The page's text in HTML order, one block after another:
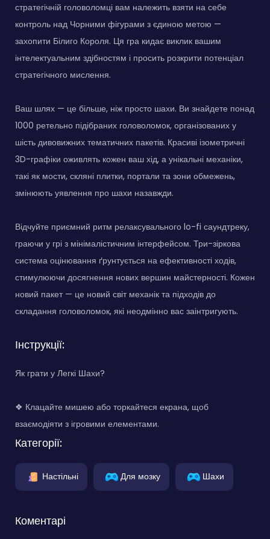
стратегічній головоломці вам належить взяти на себе
контроль над Чорними фігурами з єдиною метою —
захопити Білиго Короля. Ця гра кидає виклик вашим
інтелектуальним здібностям і просить розкрити потенціал
стратегічного мислення.
Ваш шлях — це більше, ніж просто шахи. Ви знайдете понад
1000 ретельно підібраних головоломок, організованих у
шість дивовижних тематичних пакетів. Красиві ізометричні
3D-графіки оживлять кожен ваш хід, а унікальні механіки,
такі як мости, скляні плитки, портали та зони обмежень,
змінюють уявлення про шахи назавжди.
Відчуйте приємний ритм релаксувального lo-fi саундтреку,
граючи у грі з мінімалістичним інтерфейсом. Три-зіркова
система оцінювання ґрунтується на ефективності ходів,
стимулюючи досягнення нових вершин майстерності. Кожен
новий пакет — це новий світ механік та підходів до
складання головоломок, які неодмінно вас заінтригують.
Інструкції:
Як грати у Легкі Шахи?
❖ Клацайте мишею або торкайтеся екрана, щоб
взаємодіяти з ігровими елементами.
Категорії:
Настільні Для мозку Шахи
Коментарі